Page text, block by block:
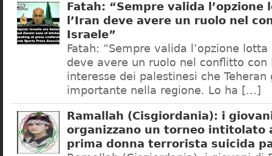
Fatah: “Sempre valida
l’Iran deve avere un ruolo nel
Israele”
Fatah: “Sempre valida l’opzione
deve avere un ruolo nel conflitto con
interesse dei palestinesi che
importante nella regione. Lo ha […]
Ramallah (Cisgiordania): i
organizzano un torneo intitolato
prima donna terrorista suicida